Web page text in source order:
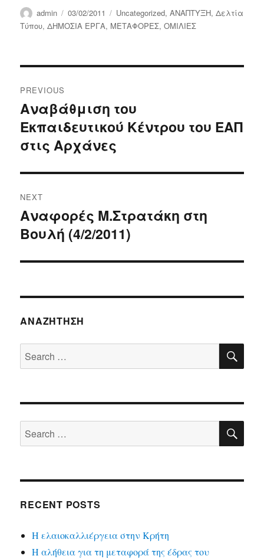
Author
admin
Posted
on
03/02/2011 Categories
Uncategorized,ΑΝΑΠΤΥΞΗ,Δελτία
Τύπου,ΔΗΜΟΣΙΑ ΕΡΓΑ, ΜΕΤΑΦΟΡΕΣ,ΟΜΙΛΙΕΣ
navigation
PREVIOUS
Previous
post:
Αναβάθμιση του
Εκπαιδευτικού Κέντρου του ΕΑΠ
στις Αρχάνες
NEXT
Next
post:
Αναφορές Μ.Στρατάκη στη
Βουλή (4/2/2011)
ΑΝΑΖΉΤΗΣΗ
Search
for:
Search
for:
RECENT POSTS
Η ελαιοκαλλιέργεια στην Κρήτη
Η αλήθεια για τη μεταφορά της έδρας του